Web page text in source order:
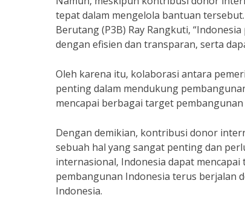
tepat dalam mengelola bantuan
Berutang (P3B) Ray Rangkuti,
dengan efisien dan transparan, serta
Oleh karena itu, kolaborasi antara
penting dalam mendukung
mencapai berbagai target
Dengan demikian, kontribusi donor
sebuah hal yang sangat penting dan
internasional, Indonesia dapat
pembangunan Indonesia terus berjalan
Indonesia.